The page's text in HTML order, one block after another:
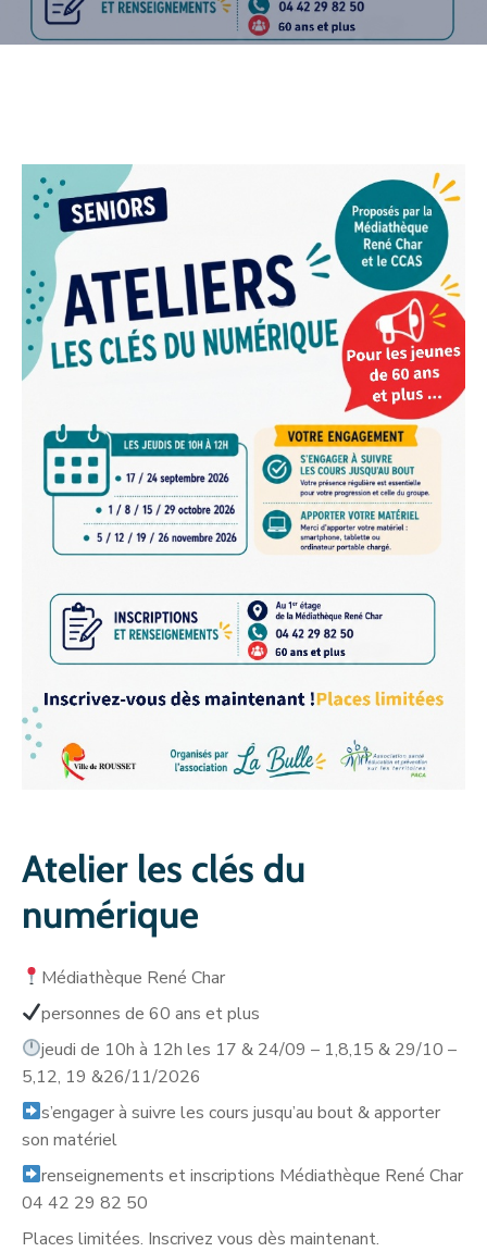
CULTURE
Atelier les clés du
numérique
Médiathèque René Char
personnes de 60 ans et plus
jeudi de 10h à 12h les 17 & 24/09 – 1,8,15 & 29/10 –
5,12, 19 &26/11/2026
s’engager à suivre les cours jusqu’au bout & apporter
son matériel
renseignements et inscriptions Médiathèque René Char
04 42 29 82 50
Places limitées. Inscrivez vous dès maintenant.